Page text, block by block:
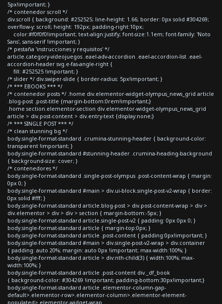
5px!important; }
/* contenedor scroll */
div.scroll { background: #252525; line-height: 1.66; border: 0px solid #304269;
overflow-y: scroll; height: 192px; padding-right:10px;
color:#f0f0f0!important; text-align:justify; font-size:1.1em; font-family: 'Noto
Sans', sans-serif !important; }
/* pestaña 'instrucciones y requisitos' */
article.category-videojuegos .eael-adv-accordion .eael-accordion-list .eael-
accordion-header svg.e-fas-angle-right {
fill: #252525 !important; }
/* slider */ div.swiper-slide { border-radius: 5px!important; }
/* *** EBOOKS *** */
/* contenedor posts */ .home div.elementor-widget-olympus_news_grid article
.blog-post .post-title {margin-bottom:0rem!important;}
.home section.elementor-section div.elementor-widget-olympus_news_grid
article > div.post-content > div.entry-text {display:none;}
/* *** SINGLE POST *** */
/* clean stunning bg */
body.single-format-standard .crumina-stunning-header { background-color:
transparent !important; }
body.single-format-standard #stunning-header .crumina-heading-background
{ background-size: cover; }
/* contenedores */
body.single-format-standard .single-post-olympus .post-content-wrap { margin:
0px 0; }
body.single-format-standard #main > div.ui-block.single-post-v2-wrap { border:
0px solid #fff; }
body.single-format-standard article.blog-post > div.post-content-wrap > div >
div.elementor > div > div > section { margin-bottom:-5px; }
body.single-format-standard article.single-post-v2 { padding: 0px 0px 0; }
body.single-format-standard article { margin-top:0px; }
body.single-format-standard article .post-content { padding:0px!important; }
body.single-format-standard #main > div.single-post-v2-wrap > div.container
{ padding: auto 20%; margin: auto 0px !important; max-width:100%; }
body.single-format-standard article > div:nth-child(3) { width:100%; max-
width:100%; }
body.single-format-standard article .post-content div._df_book
{ background-color: #304269 !important; padding-bottom:30px!important;}
body.single-format-standard article .elementor-column-gap-
default>.elementor-row>.elementor-column>.elementor-element-
populated>.elementor-widget-wrap